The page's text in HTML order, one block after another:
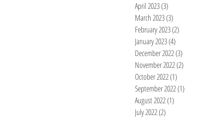
April 2023(3)
March 2023(3)
February 2023(2)
January 2023(4)
December 2022(3)
November 2022(2)
October 2022(1)
September 2022(1)
August 2022(1)
July 2022(2)